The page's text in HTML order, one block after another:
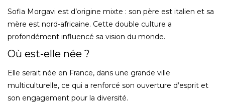
Sofia Morgavi est d’origine mixte : son père est italien et sa
mère est nord-africaine. Cette double culture a
profondément influencé sa vision du monde.
Où est-elle née ?
Elle serait née en France, dans une grande ville
multiculturelle, ce qui a renforcé son ouverture d’esprit et
son engagement pour la diversité.